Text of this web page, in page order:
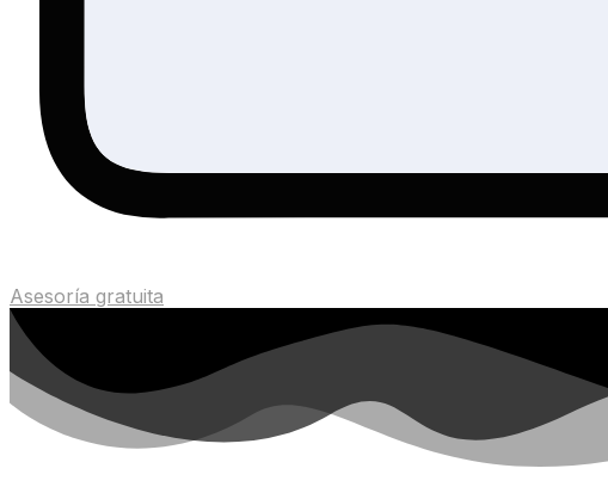
Asesoría gratuita